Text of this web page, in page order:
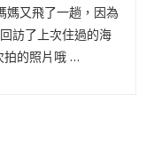
媽又飛了一趟，因為
訪了上次住過的海
拍的照片哦 …